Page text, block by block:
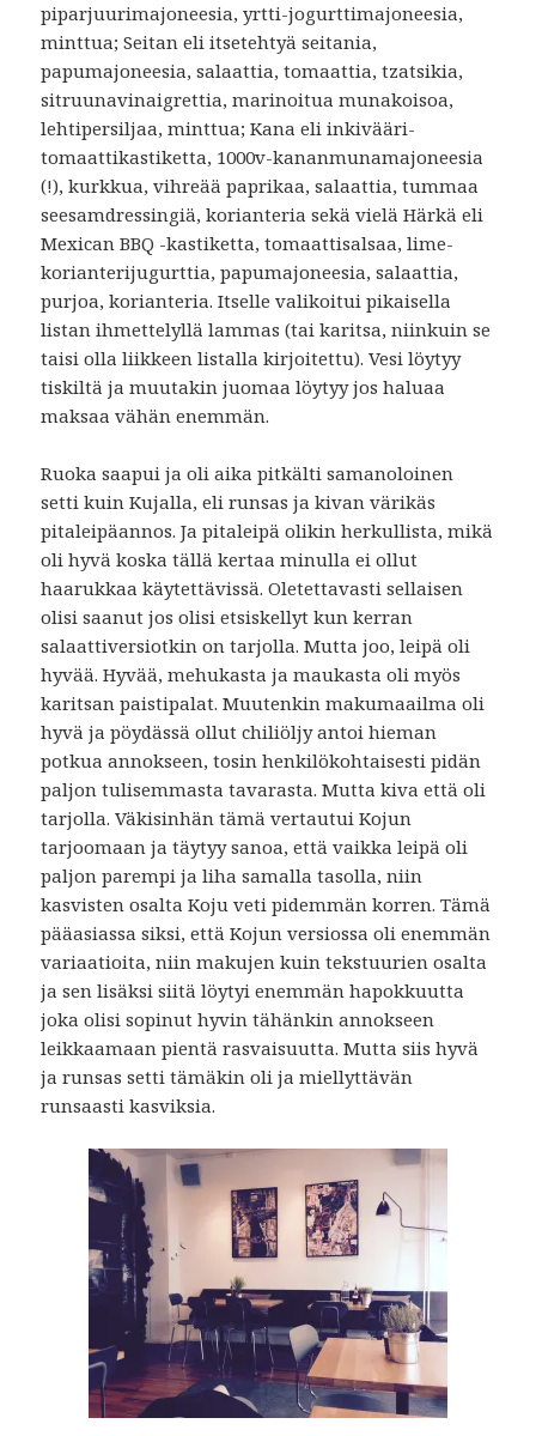
piparjuurimajoneesia, yrtti-jogurttimajoneesia,
minttua; Seitan eli itsetehtyä seitania,
papumajoneesia, salaattia, tomaattia, tzatsikia,
sitruunavinaigrettia, marinoitua munakoisoa,
lehtipersiljaa, minttua; Kana eli inkivääri-
tomaattikastiketta, 1000v-kananmunamajoneesia
(!), kurkkua, vihreää paprikaa, salaattia, tummaa
seesamdressingiä, korianteria sekä vielä Härkä eli
Mexican BBQ -kastiketta, tomaattisalsaa, lime-
korianterijugurttia, papumajoneesia, salaattia,
purjoa, korianteria. Itselle valikoitui pikaisella
listan ihmettelyllä lammas (tai karitsa, niinkuin se
taisi olla liikkeen listalla kirjoitettu). Vesi löytyy
tiskiltä ja muutakin juomaa löytyy jos haluaa
maksaa vähän enemmän.
Ruoka saapui ja oli aika pitkälti samanoloinen
setti kuin Kujalla, eli runsas ja kivan värikäs
pitaleipäannos. Ja pitaleipä olikin herkullista, mikä
oli hyvä koska tällä kertaa minulla ei ollut
haarukkaa käytettävissä. Oletettavasti sellaisen
olisi saanut jos olisi etsiskellyt kun kerran
salaattiversiotkin on tarjolla. Mutta joo, leipä oli
hyvää. Hyvää, mehukasta ja maukasta oli myös
karitsan paistipalat. Muutenkin makumaailma oli
hyvä ja pöydässä ollut chiliöljy antoi hieman
potkua annokseen, tosin henkilökohtaisesti pidän
paljon tulisemmasta tavarasta. Mutta kiva että oli
tarjolla. Väkisinhän tämä vertautui Kojun
tarjoomaan ja täytyy sanoa, että vaikka leipä oli
paljon parempi ja liha samalla tasolla, niin
kasvisten osalta Koju veti pidemmän korren. Tämä
pääasiassa siksi, että Kojun versiossa oli enemmän
variaatioita, niin makujen kuin tekstuurien osalta
ja sen lisäksi siitä löytyi enemmän hapokkuutta
joka olisi sopinut hyvin tähänkin annokseen
leikkaamaan pientä rasvaisuutta. Mutta siis hyvä
ja runsas setti tämäkin oli ja miellyttävän
runsaasti kasviksia.